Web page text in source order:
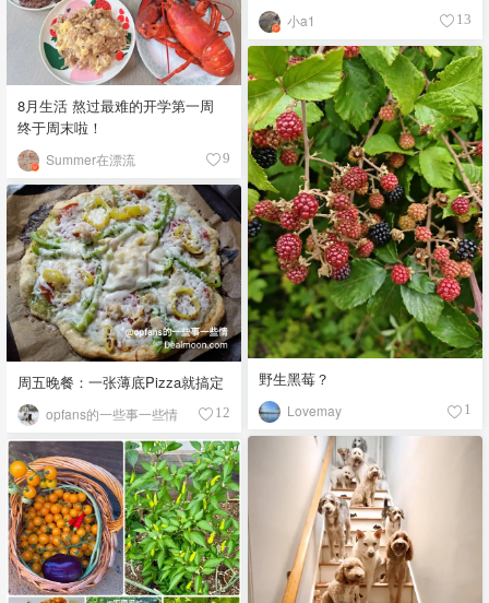
小a1 13
8月生活 熬过最难的开学第一周
终于周末啦！
Summer在漂流 9
野生黑莓？
Lovemay 1
周五晚餐：一张薄底Pizza就搞定
opfans的一些事一些情 12